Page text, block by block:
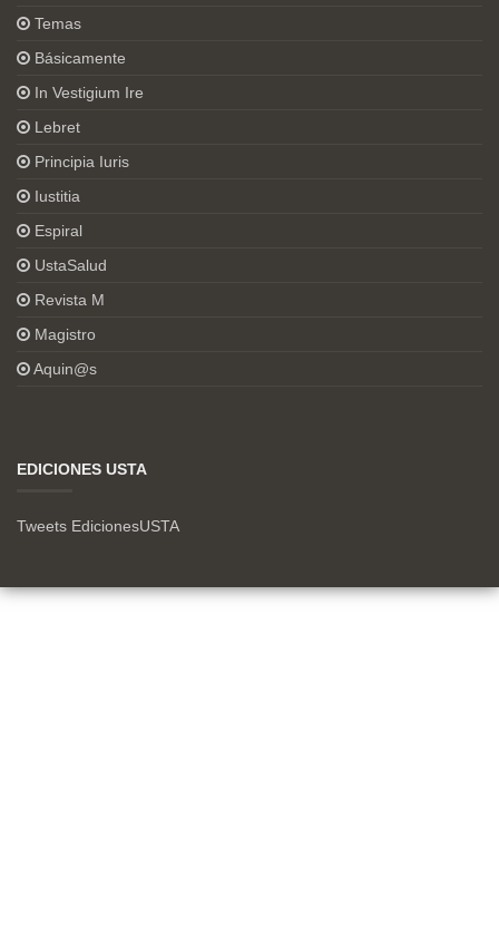
Temas
Básicamente
In Vestigium Ire
Lebret
Principia Iuris
Iustitia
Espiral
UstaSalud
Revista M
Magistro
Aquin@s
EDICIONES USTA
Tweets EdicionesUSTA